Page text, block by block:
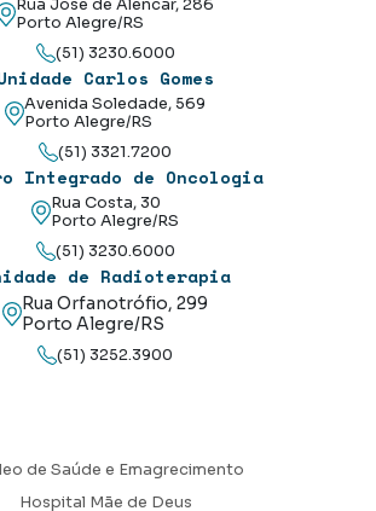
Rua José de Alencar, 286
Porto Alegre/RS
(51) 3230.6000
Carlos Gomes
Avenida Soledade, 569
Porto Alegre/RS
(51) 3321.7200
Integrado de Oncologia
Rua Costa, 30
Porto Alegre/RS
(51) 3230.6000
de Radioterapia
Rua Orfanotrófio, 299
Porto Alegre/RS
(51) 3252.3900
de Saúde e Emagrecimento
Hospital Mãe de Deus